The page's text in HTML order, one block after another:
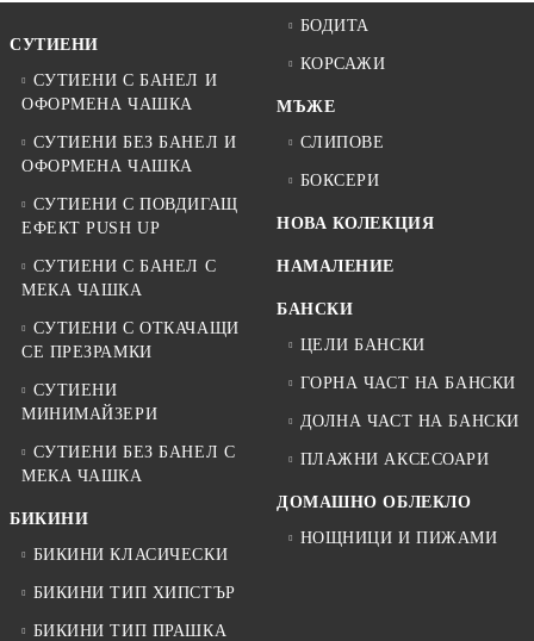
СУТИЕНИ
СУТИЕНИ С БАНЕЛ И
ОФОРМЕНА ЧАШКА
СУТИЕНИ БЕЗ БАНЕЛ И
ОФОРМЕНА ЧАШКА
СУТИЕНИ С ПОВДИГАЩ
ЕФЕКТ PUSH UP
СУТИЕНИ С БАНЕЛ С
МЕКА ЧАШКА
СУТИЕНИ С ОТКАЧАЩИ
СЕ ПРЕЗРАМКИ
СУТИЕНИ
МИНИМАЙЗЕРИ
СУТИЕНИ БЕЗ БАНЕЛ С
МЕКА ЧАШКА
БИКИНИ
БИКИНИ КЛАСИЧЕСКИ
БИКИНИ ТИП ХИПСТЪР
БИКИНИ ТИП ПРАШКА
БОДИТА
КОРСАЖИ
МЪЖЕ
СЛИПОВЕ
БОКСЕРИ
НОВА КОЛЕКЦИЯ
НАМАЛЕНИЕ
БАНСКИ
ЦЕЛИ БАНСКИ
ГОРНА ЧАСТ НА БАНСКИ
ДОЛНА ЧАСТ НА БАНСКИ
ПЛАЖНИ АКСЕСОАРИ
ДОМАШНО ОБЛЕКЛО
НОЩНИЦИ И ПИЖАМИ